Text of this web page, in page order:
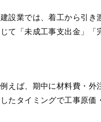
建設業では、着工から引き
じて「未成工事支出金」「
例えば、期中に材料費・外
したタイミングで工事原価